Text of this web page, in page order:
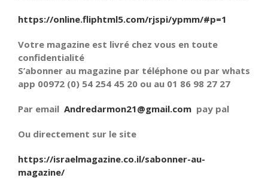
https://online.fliphtml5.com/rjspi/ypmm/#p=1
Votre magazine est livré chez vous en toute
confidentialité
S’abonner au magazine par téléphone ou par whats
app 00972 (0) 54 254 45 20 ou au 01 86 98 27 27
Par email Andredarmon21@gmail.com pay pal
Ou directement sur le site
https://israelmagazine.co.il/sabonner-au-
magazine/